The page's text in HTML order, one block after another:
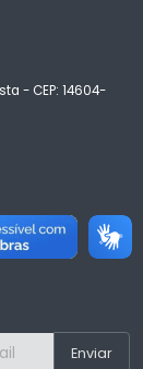
- CEP: 14604-